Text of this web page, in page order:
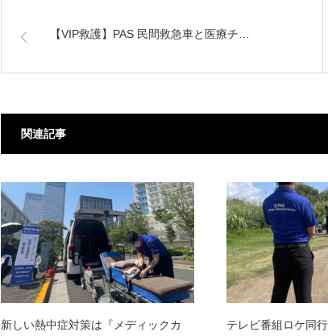
【VIP救護】PAS 民間救急車と医療チ…
関連記事
新しい熱中症対策は『メディックカ
テレビ番組ロケ同